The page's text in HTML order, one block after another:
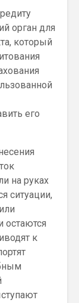
орган для
который
его
на руках
ситуации,
к